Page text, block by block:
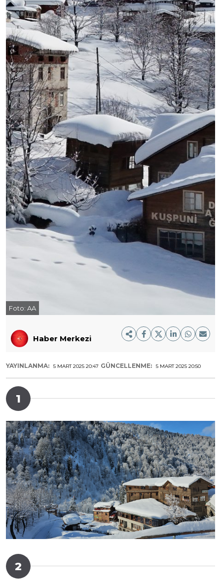
Foto: AA
Haber Merkezi
YAYINLANMA: 5 MART 2025 20:47 GÜNCELLENME: 5 MART 2025 20:50
1
2